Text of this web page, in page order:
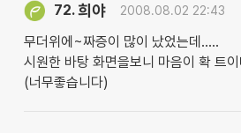
72.희야 2008.08.02 22:43
무더위에~짜증이 많이 났었는데.....
시원한 바탕 화면을보니 마음이 확 트
(너무좋습니다)